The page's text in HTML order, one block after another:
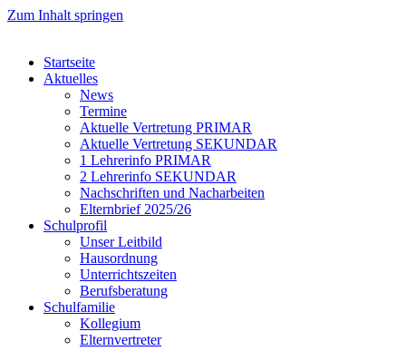
Zum Inhalt springen
Startseite
Aktuelles
News
Termine
Aktuelle Vertretung PRIMAR
Aktuelle Vertretung SEKUNDAR
1 Lehrerinfo PRIMAR
2 Lehrerinfo SEKUNDAR
Nachschriften und Nacharbeiten
Elternbrief 2025/26
Schulprofil
Unser Leitbild
Hausordnung
Unterrichtszeiten
Berufsberatung
Schulfamilie
Kollegium
Elternvertreter